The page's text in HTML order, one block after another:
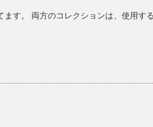
す。 両方のコレクションは、使用す